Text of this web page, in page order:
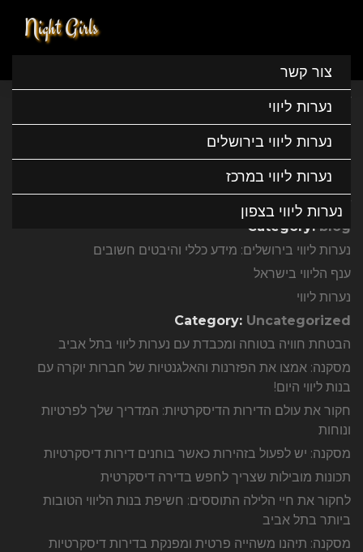
Night Girls
צור קשר
נערות ליווי
נערות ליווי בירושלים
נערות ליווי במרכז
נערות ליווי בצפון
Pages
Home page
מפת אתר
צור קשר
Posts By Category
Category: blog
נערות ליווי בירושלים: מידע כללי והיבטים חשובים
ענף הליווי בישראל
נערות ליווי
Category: Uncategorized
הבטחת חוויה בטוחה ומכבדת עם נערות ליווי בתל אביב
מסקנה: אמצו את הפזרנות והאלגנטיות של חברות יוקרה עם
בנות ליווי היום!
חקור את עולם הדירות הדיסקרטיות: המדריך שלך לפרטיות
ונוחות
מסקנה: יש לפעול בזהירות כאשר בוחנים דירות דיסקרטיות
תכונות מובילות שצריך לחפש בדירה דיסקרטית
לחקור את חיי הלילה התוססים: חשיפת בנות הליווי הטובות
ביותר בתל אביב
מסקנה: תיהנו משהייה פרטית ומפנקת בדירות דיסקרטיות